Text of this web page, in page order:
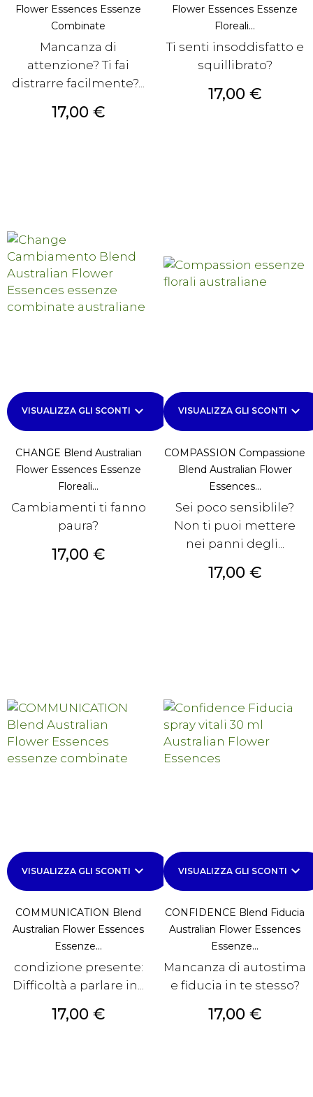
Flower Essences Essenze
Combinate
Mancanza di
attenzione? Ti fai
distrarre facilmente?...
Prezzo
17,00 €
Flower Essences Essenze
Floreali...
Ti senti insoddisfatto e
squillibrato?
Prezzo
17,00 €
VISUALIZZA GLI SCONTI keyboard_arrow_down
CHANGE Blend Australian
Flower Essences Essenze
Floreali...
Cambiamenti ti fanno
paura?
Prezzo
17,00 €
VISUALIZZA GLI SCONTI keyboard_arrow_down
COMPASSION Compassione
Blend Australian Flower
Essences...
Sei poco sensiblile?
Non ti puoi mettere
nei panni degli...
Prezzo
17,00 €
VISUALIZZA GLI SCONTI keyboard_arrow_down
COMMUNICATION Blend
Australian Flower Essences
Essenze...
condizione presente:
Difficoltà a parlare in...
Prezzo
17,00 €
VISUALIZZA GLI SCONTI keyboard_arrow_down
CONFIDENCE Blend Fiducia
Australian Flower Essences
Essenze...
Mancanza di autostima
e fiducia in te stesso?
Prezzo
17,00 €